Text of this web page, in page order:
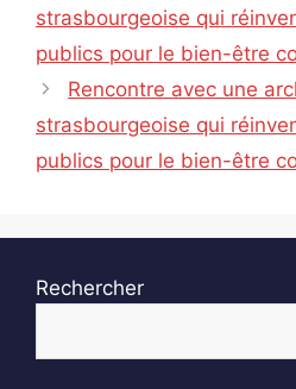
strasbourgeoise qui
publics pour le bien-être
Rencontre avec une
strasbourgeoise qui
publics pour le bien-être
Rechercher